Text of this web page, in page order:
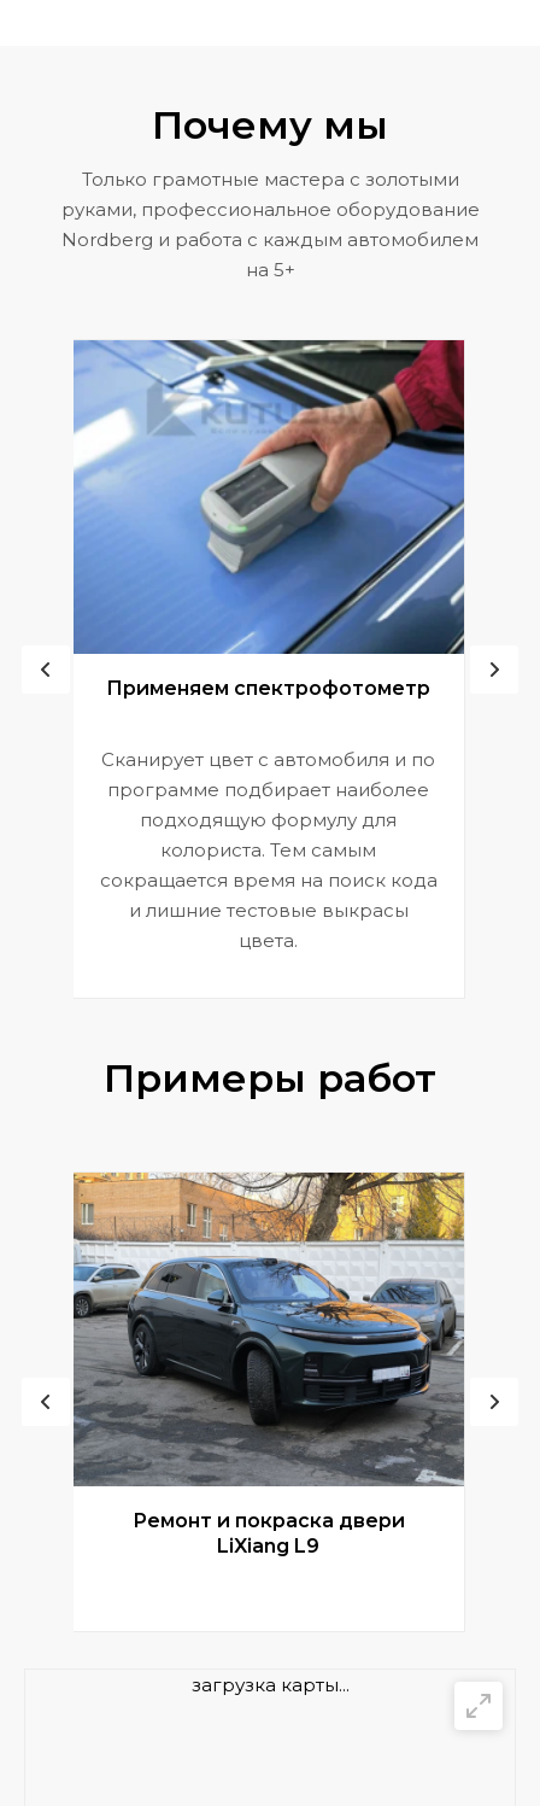
Почему мы
Только грамотные мастера с золотыми
руками, профессиональное оборудование
Nordberg и работа с каждым автомобилем
на 5+
Применяем спектрофотометр
Сканирует цвет с автомобиля и по
программе подбирает наиболее
подходящую формулу для
колориста. Тем самым
сокращается время на поиск кода
и лишние тестовые выкрасы
цвета.
Примеры работ
Ремонт и покраска двери
LiXiang L9
загрузка карты...